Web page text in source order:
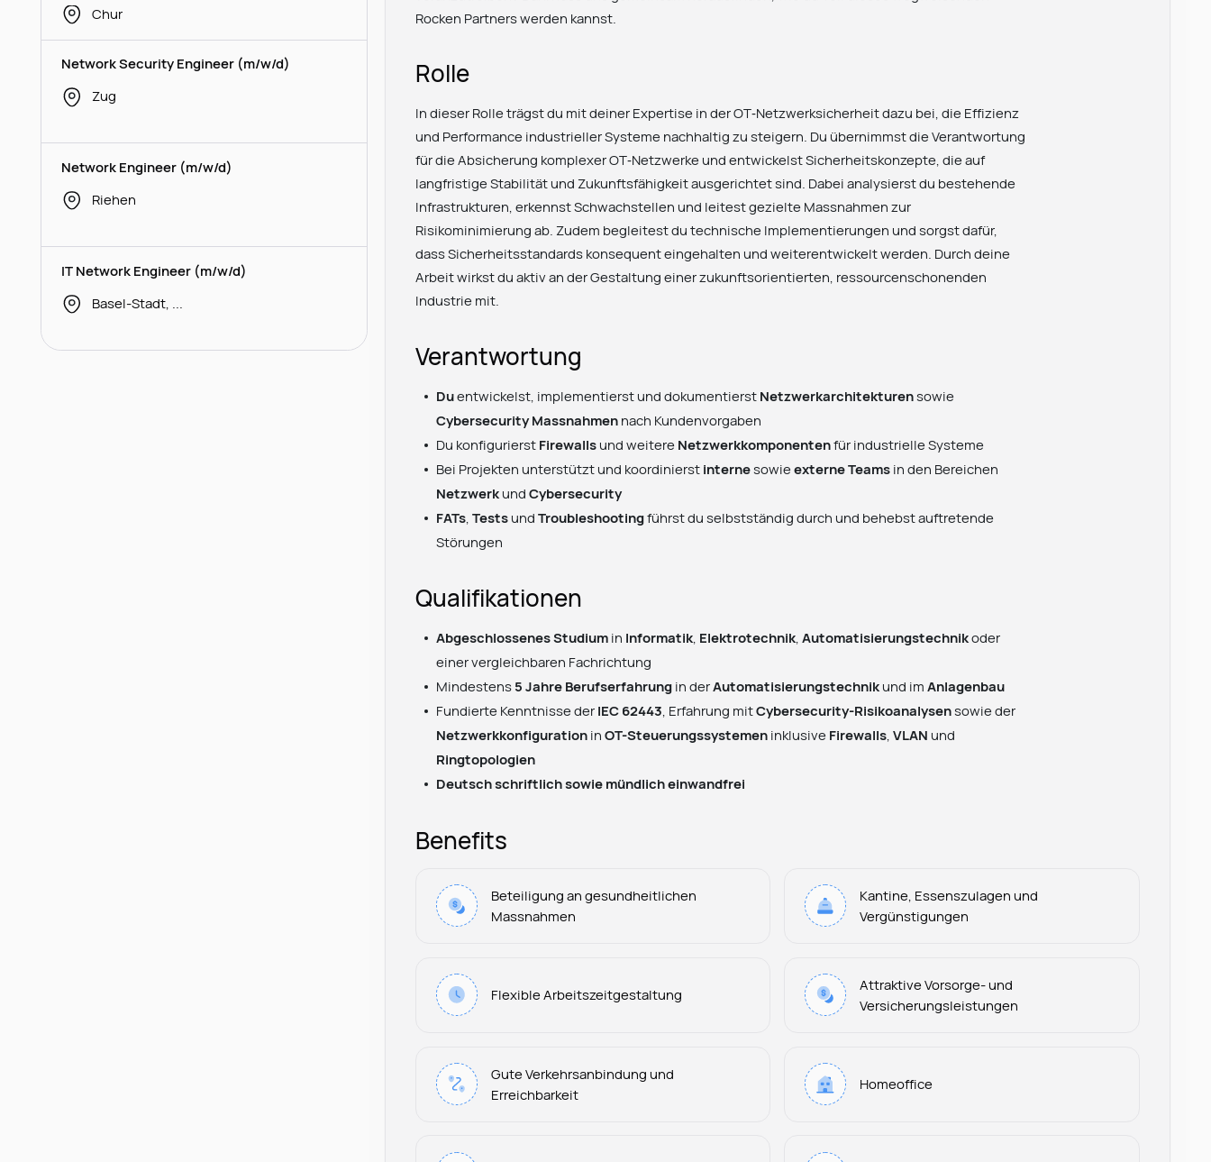
Chur
Network Security Engineer (m/w/d)
Zug
Network Engineer (m/w/d)
Riehen
IT Network Engineer (m/w/d)
Rocken Partners werden kannst.
Rolle
In dieser Rolle trägst du mit deiner Expertise in der OT‑Netzwerksicherheit dazu bei, die Effizienz
und Performance industrieller Systeme nachhaltig zu steigern. Du übernimmst die Verantwortung
für die Absicherung komplexer OT‑Netzwerke und entwickelst Sicherheitskonzepte, die auf
langfristige Stabilität und Zukunftsfähigkeit ausgerichtet sind. Dabei analysierst du bestehende
Infrastrukturen, erkennst Schwachstellen und leitest gezielte Massnahmen zur
Risikominimierung ab. Zudem begleitest du technische Implementierungen und sorgst dafür,
dass Sicherheitsstandards konsequent eingehalten und weiterentwickelt werden. Durch deine
Arbeit wirkst du aktiv an der Gestaltung einer zukunftsorientierten, ressourcenschonenden
Industrie mit.
Verantwortung
Duentwickelst, implementierst und dokumentierst Netzwerkarchitekturensowie
Cybersecurity Massnahmen nach Kundenvorgaben
Du konfigurierst Firewalls und weitere Netzwerkkomponentenfür industrielle Systeme
Bei Projekten unterstützt und koordinierst internesowieexterne Teams in den Bereichen
Netzwerk undCybersecurity
FATs ,Tests undTroubleshootingführst du selbstständig durch und behebst auftretende
Störungen
Qualifikationen
Abgeschlossenes Studium in Informatik, Elektrotechnik,Automatisierungstechnikoder
einer vergleichbaren Fachrichtung
Mindestens 5 Jahre Berufserfahrung in derAutomatisierungstechnik und imAnlagenbau
Fundierte Kenntnisse der IEC 62443, Erfahrung mitCybersecurity-Risikoanalysensowie der
Netzwerkkonfiguration inOT-Steuerungssystemen inklusive Firewalls,VLAN und
Ringtopologien
Deutsch schriftlich sowie mündlich einwandfrei
Benefits
Beteiligung an gesundheitlichen
Massnahmen
Kantine, Essenszulagen und
Vergünstigungen
Flexible Arbeitszeitgestaltung
Attraktive Vorsorge- und
Versicherungsleistungen
Gute Verkehrsanbindung und
Erreichbarkeit
Homeoffice